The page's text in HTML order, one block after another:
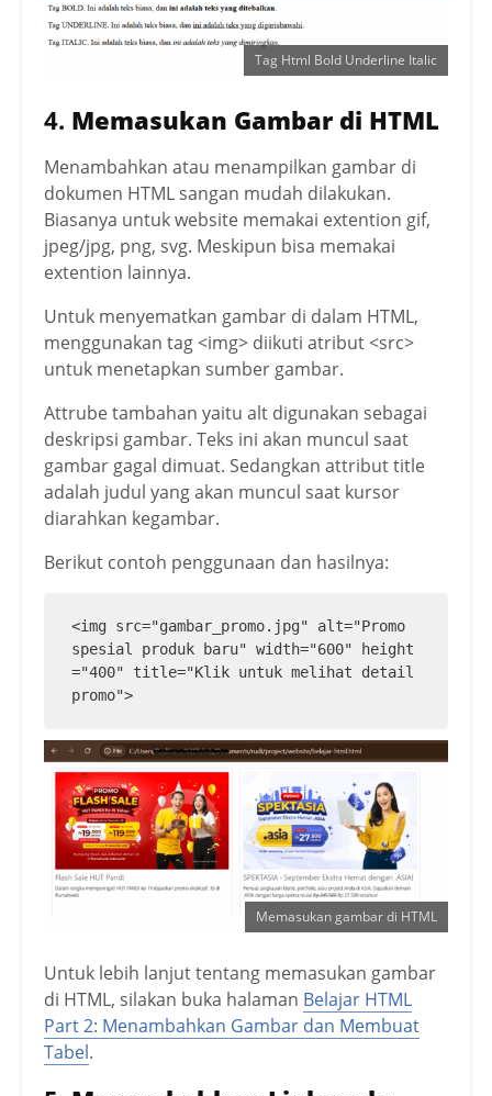
Tag Html Bold Underline Italic
4. Memasukan Gambar di HTML
Menambahkan atau menampilkan gambar di
dokumen HTML sangan mudah dilakukan.
Biasanya untuk website memakai extention gif,
jpeg/jpg, png, svg. Meskipun bisa memakai
extention lainnya.
Untuk menyematkan gambar di dalam HTML,
menggunakan tag <img> diikuti atribut <src>
untuk menetapkan sumber gambar.
Attrube tambahan yaitu alt digunakan sebagai
deskripsi gambar. Teks ini akan muncul saat
gambar gagal dimuat. Sedangkan attribut title
adalah judul yang akan muncul saat kursor
diarahkan kegambar.
Berikut contoh penggunaan dan hasilnya:
<img src="gambar_promo.jpg" alt="Promo
spesial produk baru" width="600" height
="400" title="Klik untuk melihat detail
promo">
Memasukan gambar di HTML
Untuk lebih lanjut tentang memasukan gambar
di HTML, silakan buka halaman Belajar HTML
Part 2: Menambahkan Gambar dan Membuat
Tabel.